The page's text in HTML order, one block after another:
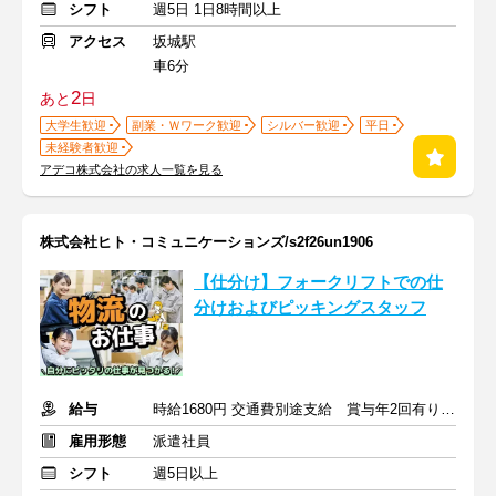
シフト
週5日 1日8時間以上
アクセス
坂城駅
車6分
あと2日
大学生歓迎 副業・Ｗワーク歓迎 シルバー歓迎
平日
未経験者歓迎
アデコ株式会社の求人一覧を見る
株式会社ヒト・コミュニケーションズ/s2f26un1906
【仕分け】フォークリフトでの仕
分けおよびピッキングスタッフ
給与
時給1680円 交通費別途支給 賞与年2回有り 退職金制度有
雇用形態
派遣社員
シフト
週5日以上